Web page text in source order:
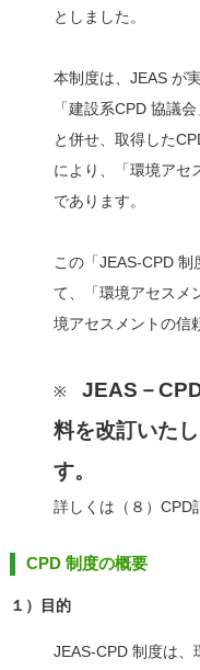
としました。
本制度は、JEAS が
「建設系CPD 協議
と併せ、取得した
により、「環境アセ
であります。
この「JEAS‐CPD
て、「環境アセスメ
境アセスメントの信
※ JEAS－
料を改訂いたし
詳しくは（８）CPD
CPD 制度の概要
１）目的
JEAS‐CPD 制度は